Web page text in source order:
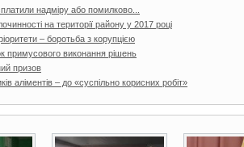
надміру або помилково...
на території району у 2017 році
– боротьба з корупцією
примусового виконання рішень
призов
аліментів – до «суспільно корисних робіт»
6 фото